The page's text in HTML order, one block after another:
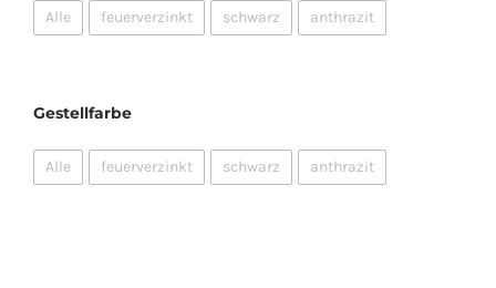
Alle feuerverzinkt schwarz anthrazit
Gestellfarbe
Alle feuerverzinkt schwarz anthrazit